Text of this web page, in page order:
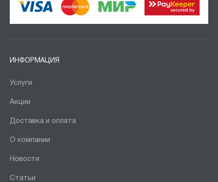
ИНФОРМАЦИЯ
Услуги
Акции
Доставка и оплата
О компании
Новости
Статьи